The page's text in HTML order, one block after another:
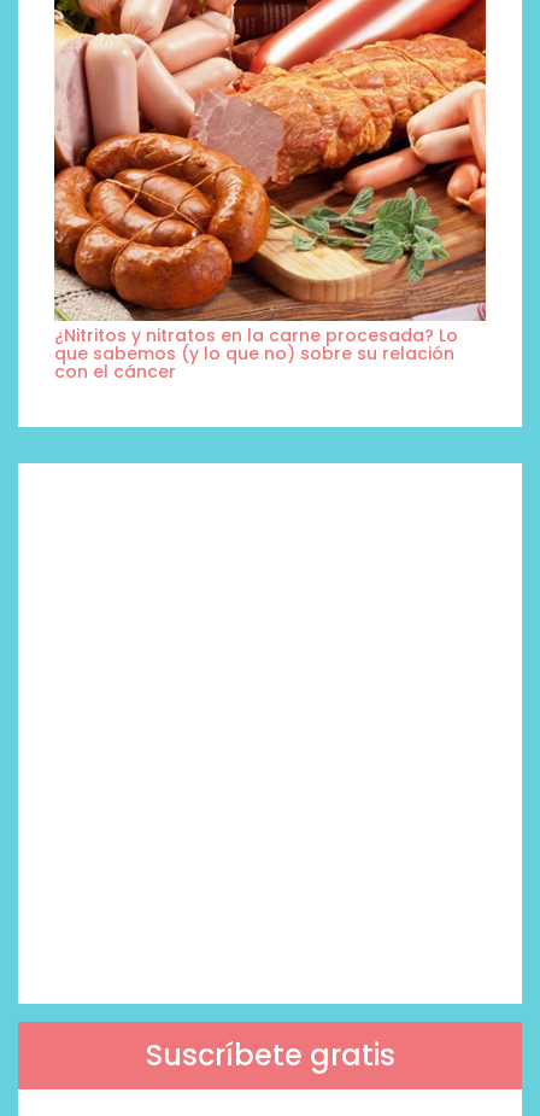
¿Nitritos y nitratos en la carne procesada? Lo
que sabemos (y lo que no) sobre su relación
con el cáncer
Suscríbete gratis